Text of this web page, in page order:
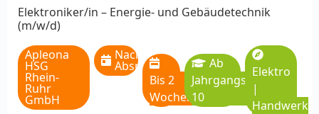
Elektroniker/in – Energie- und Gebäudetechnik
(m/w/d)
Apleona
HSG
Rhein-
Ruhr
GmbH
Nach
Absprache
Bis 2
Wochen
Ab
Jahrgangsstufe
10
Elektro
|
Handwerk